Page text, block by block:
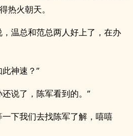
热火朝天。
温总和范总两人好上了，在办
神速？”
说了，陈军看到的。”
下我们去找陈军了解，嘻嘻